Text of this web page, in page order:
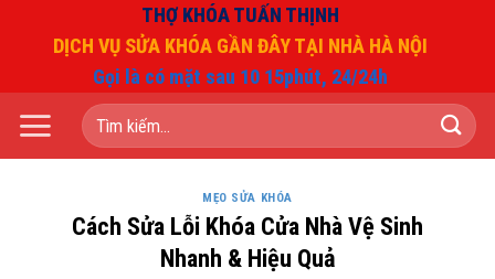
dung
THỢ KHÓA TUẤN THỊNH
DỊCH VỤ SỬA KHÓA GẦN ĐÂY TẠI NHÀ HÀ NỘI
Gọi là có mặt sau 10 15phút, 24/24h
Tìm
kiếm:
MẸO SỬA KHÓA
Cách Sửa Lỗi Khóa Cửa Nhà Vệ Sinh
Nhanh & Hiệu Quả